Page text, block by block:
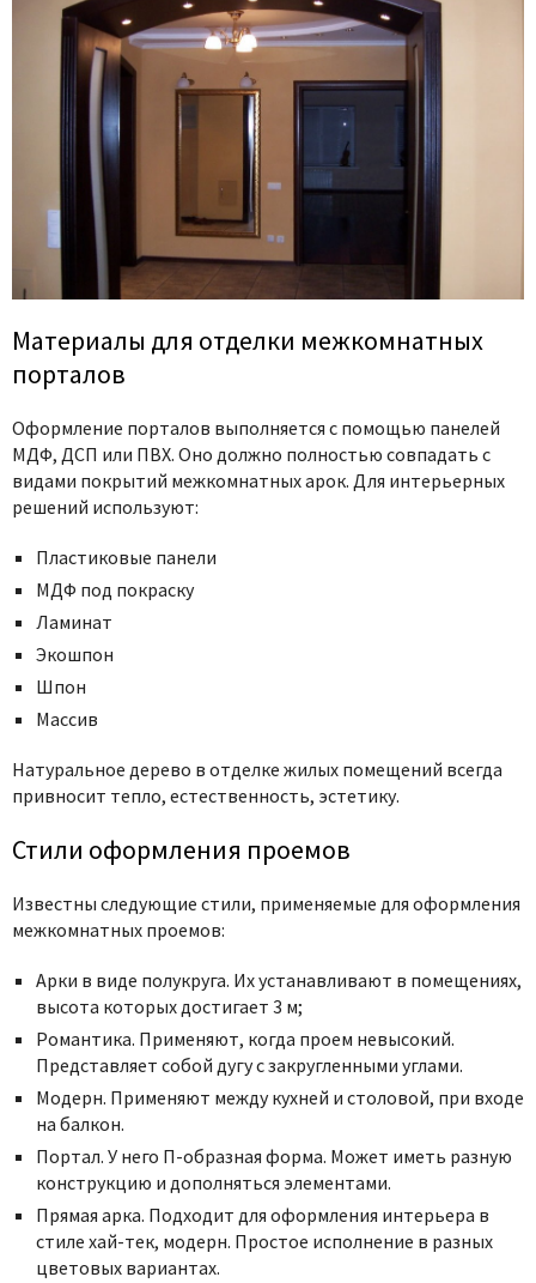
Материалы для отделки межкомнатных
порталов
Оформление порталов выполняется с помощью панелей
МДФ, ДСП или ПВХ. Оно должно полностью совпадать с
видами покрытий межкомнатных арок. Для интерьерных
решений используют:
Пластиковые панели
МДФ под покраску
Ламинат
Экошпон
Шпон
Массив
Натуральное дерево в отделке жилых помещений всегда
привносит тепло, естественность, эстетику.
Стили оформления проемов
Известны следующие стили, применяемые для оформления
межкомнатных проемов:
Арки в виде полукруга. Их устанавливают в помещениях,
высота которых достигает 3 м;
Романтика. Применяют, когда проем невысокий.
Представляет собой дугу с закругленными углами.
Модерн. Применяют между кухней и столовой, при входе
на балкон.
Портал. У него П-образная форма. Может иметь разную
конструкцию и дополняться элементами.
Прямая арка. Подходит для оформления интерьера в
стиле хай-тек, модерн. Простое исполнение в разных
цветовых вариантах.